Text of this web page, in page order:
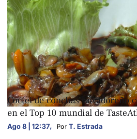
ARTE Y CULTURA
Coctel de conchas salvadoreño
en el Top 10 mundial de
Ago 8 | 12:37, Por T. Estrada